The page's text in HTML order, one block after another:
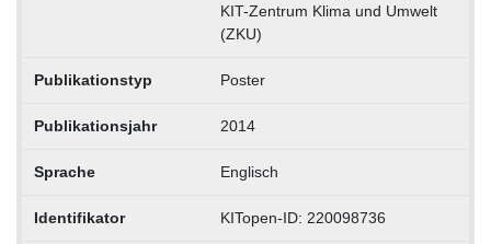
KIT-Zentrum Klima und Umwelt
(ZKU)
Publikationstyp Poster
Publikationsjahr 2014
Sprache Englisch
Identifikator KITopen-ID: 220098736